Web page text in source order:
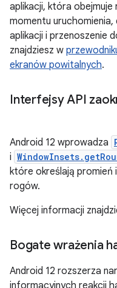
aplikacji, która obejmuje
momentu
aplikacji i przenoszenie
znajdziesz w
ekranów powitalnych.
Interfejsy API
Android 12 wprowadza
i
które określają promień
rogów.
Więcej informacji
Bogate wrażenia
Android 12 rozszerza
informacyjnych reakcji